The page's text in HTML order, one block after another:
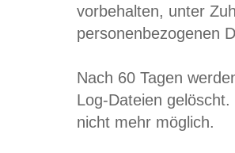
vorbehalten, unter
personenbezogenen
Nach 60 Tagen
Log-Dateien
nicht mehr möglich.